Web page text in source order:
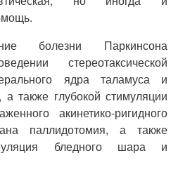
болезни Паркинсона
стереотаксической
ядра таламуса и
а также глубокой стимуляции
акинетико-ригидного
паллидотомия, а также
бледного шара и